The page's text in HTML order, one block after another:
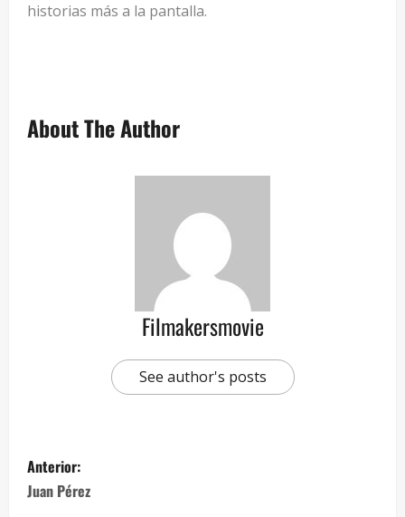
historias más a la pantalla.
About The Author
Filmakersmovie
See author's posts
Anterior:
Juan Pérez